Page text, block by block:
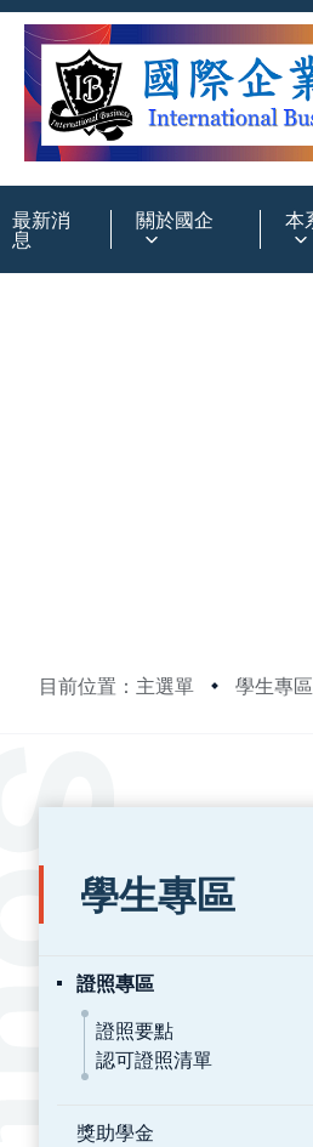
最新消
息
關於國企 本
目前位置：主選單 學生專區
:::
學生專區
證照專區
證照要點
認可證照清單
獎助學金